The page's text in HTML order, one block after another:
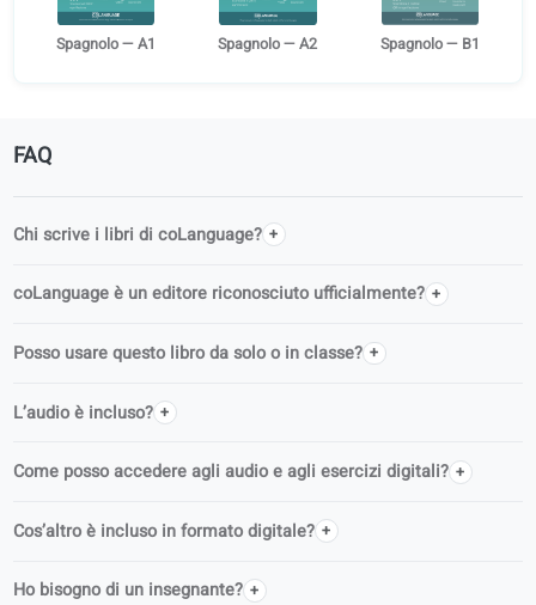
Spagnolo — A1 Spagnolo — A2 Spagnolo — B1
FAQ
Chi scrive i libri di coLanguage?
coLanguage è un editore riconosciuto ufficialmente?